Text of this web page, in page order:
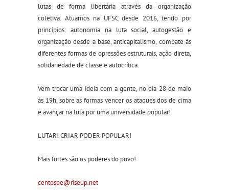
lutas de forma libertária através da organização
coletiva. Atuamos na UFSC desde 2016, tendo por
princípios: autonomia na luta social, autogestão e
organização desde a base, anticapitalismo, combate às
diferentes formas de opressões estruturais, ação direta,
solidariedade de classe e autocrítica.
Vem trocar uma ideia com a gente, no dia 28 de maio
às 19h, sobre as formas vencer os ataques dos de cima
e avançar na luta por uma universidade popular!
LUTAR! CRIAR PODER POPULAR!
Mais fortes são os poderes do povo!
centospe@riseup.net